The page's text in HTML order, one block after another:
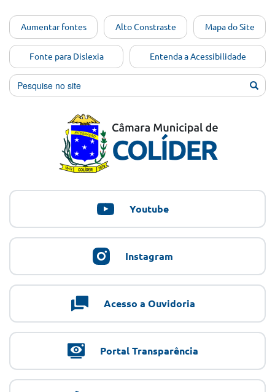
conteúdo
[Alt+1]
Ir para
o menu
[Alt+2]
[Alt+4]
Aumentar fontes Alto Constraste Mapa do Site
Fonte para Dislexia Entenda a Acessibilidade
Youtube
Instagram
Acesso a Ouvidoria
Portal Transparência